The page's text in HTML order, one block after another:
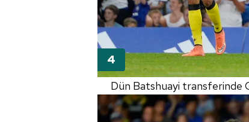
Dün Batshuayi transferinde